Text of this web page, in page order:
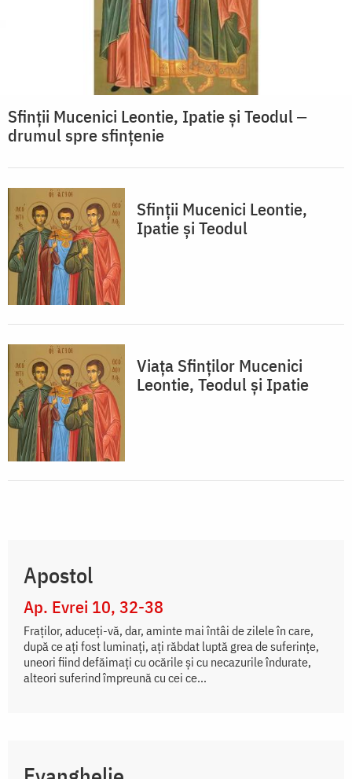
Sfinții Mucenici Leontie, Ipatie și Teodul ‒
drumul spre sfințenie
Sfinții Mucenici Leontie,
Ipatie și Teodul
Viața Sfinților Mucenici
Leontie, Teodul și Ipatie
Apostol
Ap. Evrei 10, 32-38
Fraților, aduceți-vă, dar, aminte mai întâi de zilele în care,
după ce ați fost luminați, ați răbdat luptă grea de suferințe,
uneori fiind defăimați cu ocările și cu necazurile îndurate,
alteori suferind împreună cu cei ce...